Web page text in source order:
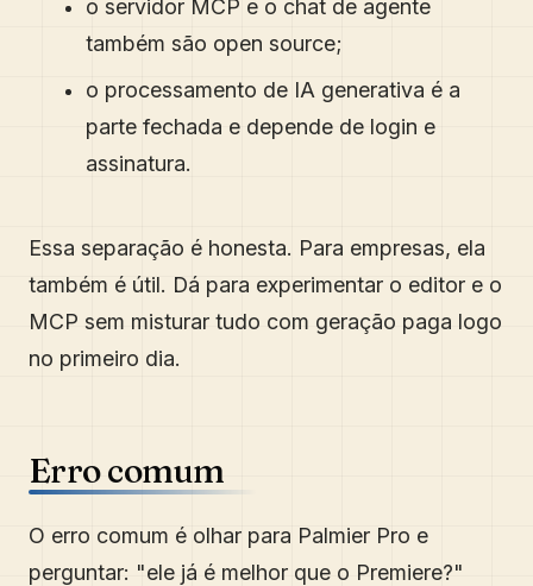
o servidor MCP e o chat de agente
também são open source;
o processamento de IA generativa é a
parte fechada e depende de login e
assinatura.
Essa separação é honesta. Para empresas, ela
também é útil. Dá para experimentar o editor e o
MCP sem misturar tudo com geração paga logo
no primeiro dia.
Erro comum
O erro comum é olhar para Palmier Pro e
perguntar: "ele já é melhor que o Premiere?"